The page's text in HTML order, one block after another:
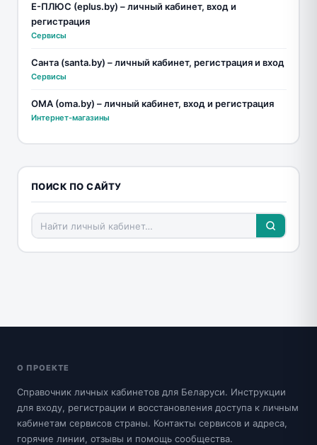
Е-ПЛЮС (eplus.by) – личный кабинет, вход и
регистрация
Сервисы
Санта (santa.by) – личный кабинет, регистрация и вход
Сервисы
ОМА (oma.by) – личный кабинет, вход и регистрация
Интернет-магазины
ПОИСК ПО САЙТУ
О ПРОЕКТЕ
Справочник личных кабинетов для Беларуси. Инструкции
для входу, регистрации и восстановления доступа к личным
кабинетам сервисов страны. Контакты сервисов и адреса,
горячие линии, отзывы и помощь сообщества.